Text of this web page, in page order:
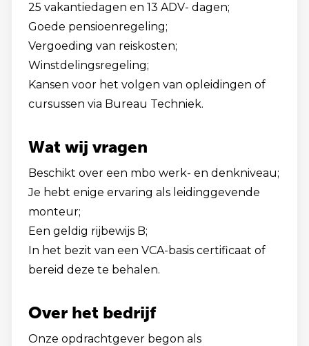
25 vakantiedagen en 13 ADV- dagen;
Goede pensioenregeling;
Vergoeding van reiskosten;
Winstdelingsregeling;
Kansen voor het volgen van opleidingen of
cursussen via Bureau Techniek.
Wat wij vragen
Beschikt over een mbo werk- en denkniveau;
Je hebt enige ervaring als leidinggevende
monteur;
Een geldig rijbewijs B;
In het bezit van een VCA-basis certificaat of
bereid deze te behalen.
Over het bedrijf
Onze opdrachtgever begon als